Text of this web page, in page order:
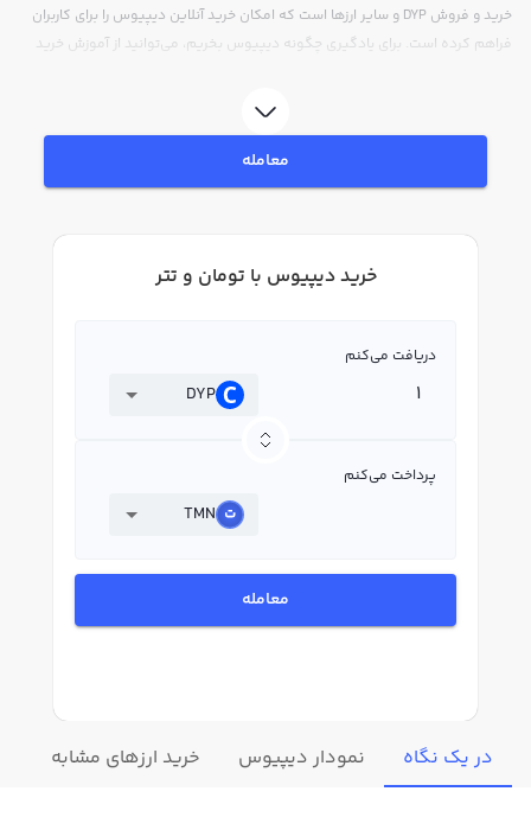
خرید و فروش DYP و سایر ارزها است که امکان خرید آنلاین دیپیوس را برای کاربران
فراهم کرده است. برای یادگیری چگونه دیپیوس بخریم، می‌توانید از آموزش خرید
DYP بپردازید. در بازار رابکس، قیمت لحظه‌ای، نمودار و امکانات فروش دیپیوس نیز
در دسترس شما قرار دارد تا بتوانید تصمیمات بهتری در معاملات خود بگیرید.
معامله
خرید دیپیوس با تومان و تتر
دریافت می‌کنم
DYP
پرداخت می‌کنم
TMN
معامله
در یک نگاه نمودار دیپیوس خرید ارزهای مشابه